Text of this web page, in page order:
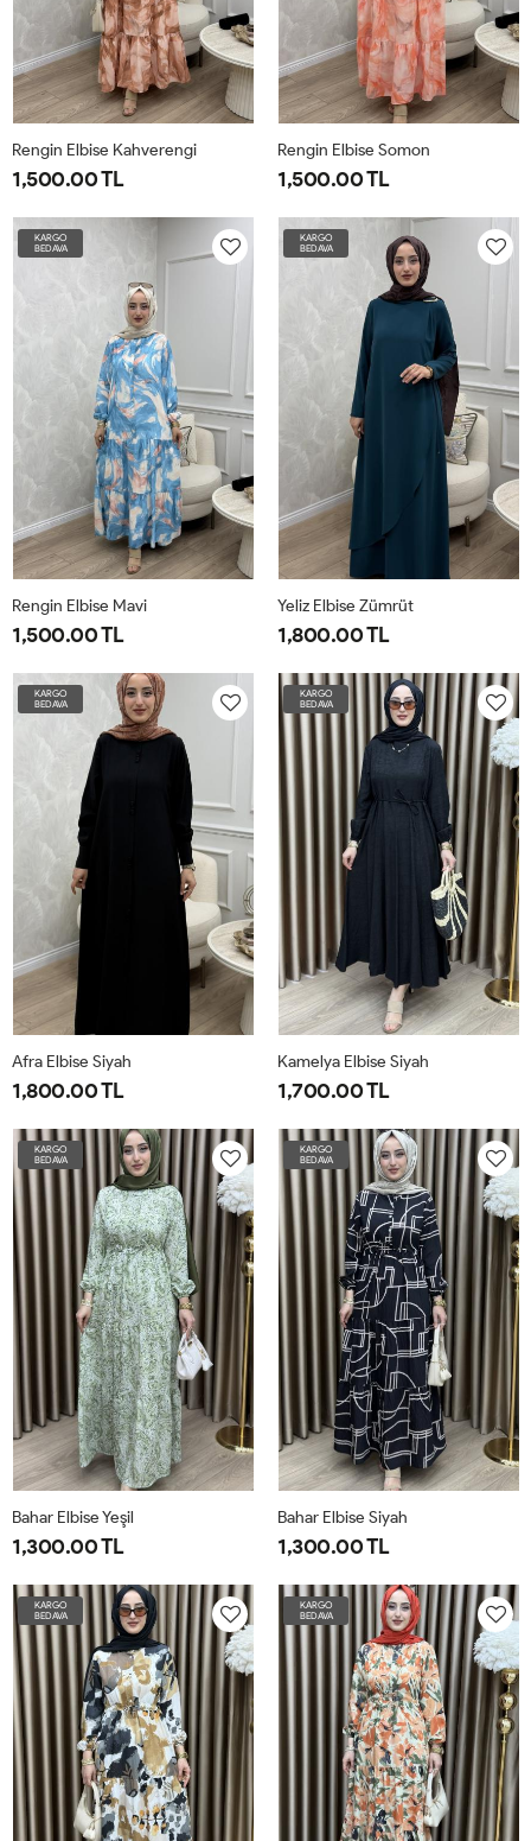
1-
4042
2-
3-
4850
Rengin Elbise Kahverengi
1,500.00 TL
1-
4042
2-
4446
3-
4850
Rengin Elbise Somon
1,500.00 TL
KARGO
BEDAVA
1-
4042
2-
4446
3-
4850
Rengin Elbise Mavi
1,500.00 TL
KARGO
BEDAVA
42 44 46 48 50 52
Yeliz Elbise Zümrüt
1,800.00 TL
KARGO
BEDAVA
1-
4042
2-
4446
3-
4850
4-
5254
Afra Elbise Siyah
1,800.00 TL
KARGO
BEDAVA
42 44 46 48 50 52
Kamelya Elbise Siyah
1,700.00 TL
KARGO
BEDAVA
1-
4042
2-
4446
3-
4850
4-
5254
Bahar Elbise Yeşil
1,300.00 TL
KARGO
BEDAVA
1-
4042
2-
4446
3-
4850
4-
5254
Bahar Elbise Siyah
1,300.00 TL
KARGO
BEDAVA
KARGO
BEDAVA